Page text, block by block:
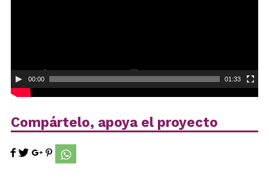
00:00 01:33
Compártelo, apoya el proyecto